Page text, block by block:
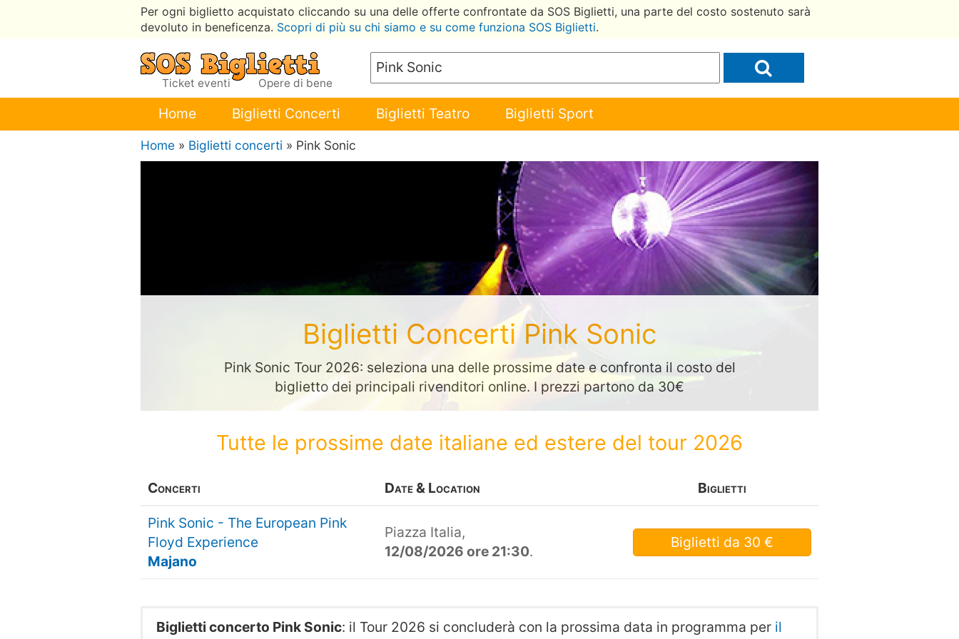
Per ogni biglietto acquistato cliccando su una delle offerte confrontate da SOS Biglietti, una parte del costo sostenuto sarà
devoluto in beneficenza. Scopri di più su chi siamo e su come funziona SOS Biglietti.
Ticket eventi Opere di bene
Home Biglietti Concerti Biglietti Teatro Biglietti Sport
Home » Biglietti concerti » Pink Sonic
Biglietti Concerti Pink Sonic
Pink Sonic Tour 2026: seleziona una delle prossime date e confronta il costo del
biglietto dei principali rivenditori online. I prezzi partono da 30€
Tutte le prossime date italiane ed estere del tour 2026
Concerti Date & Location Biglietti
Pink Sonic - The European Pink
Floyd Experience
Majano
Piazza Italia,
12/08/2026 ore 21:30.
Biglietti da 30 €
Biglietti concerto Pink Sonic: il Tour 2026 si concluderà con la prossima data in programma per il